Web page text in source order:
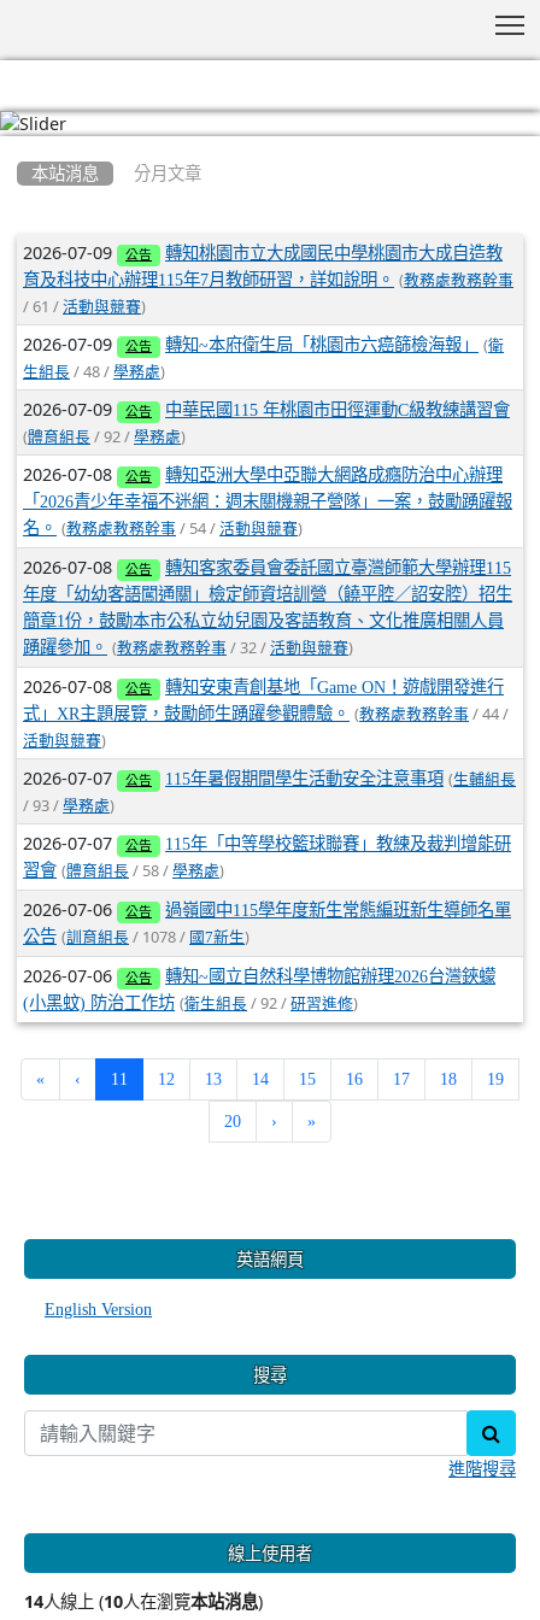
本站消息 分月文章
文章列表
2026-07-09 公告
轉知桃園市立大成國民中學桃園市大成自造教
育及科技中心辦理115年7月教師研習，詳如說明。 (教務處教務幹事
/ 61 / 活動與競賽)
2026-07-09 公告 轉知~本府衛生局「桃園市六癌篩檢海報」 (衛
生組長 / 48 / 學務處)
2026-07-09 公告 中華民國115 年桃園市田徑運動C級教練講習會
(體育組長 / 92 / 學務處)
2026-07-08 公告
轉知亞洲大學中亞聯大網路成癮防治中心辦理
「2026青少年幸福不迷網：週末關機親子營隊」一案，鼓勵踴躍報
名。 (教務處教務幹事 / 54 / 活動與競賽)
2026-07-08 公告
轉知客家委員會委託國立臺灣師範大學辦理115
年度「幼幼客語闖通關」檢定師資培訓營（饒平腔／詔安腔）招生
簡章1份，鼓勵本市公私立幼兒園及客語教育、文化推廣相關人員
踴躍參加。 (教務處教務幹事 / 32 / 活動與競賽)
2026-07-08 公告
轉知安東青創基地「Game ON！遊戲開發進行
式」XR主題展覽，鼓勵師生踴躍參觀體驗。 (教務處教務幹事 / 44 /
活動與競賽)
2026-07-07 公告 115年暑假期間學生活動安全注意事項 (生輔組長
/ 93 / 學務處)
2026-07-07 公告
115年「中等學校籃球聯賽」教練及裁判增能研
習會 (體育組長 / 58 / 學務處)
2026-07-06 公告
過嶺國中115學年度新生常態編班新生導師名單
公告 (訓育組長 / 1078 / 國7新生)
2026-07-06 公告
轉知~國立自然科學博物館辦理2026台灣鋏蠓
(小黑蚊) 防治工作坊 (衛生組長 / 92 / 研習進修)
« ‹ 11 (current)
12 13 14 15 16 17 18 19
20 › »
英語網頁
English Version
搜尋
進階搜尋
線上使用者
14人線上 (10人在瀏覽本站消息)